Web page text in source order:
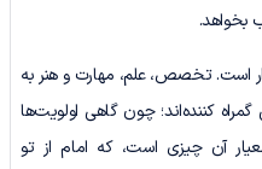
بخواهد.
است. تخصص، علم، مهارت و هنر به
کننده‌اند؛ چون گاهی اولویت‌ها
آن چیزی است، که امام از تو